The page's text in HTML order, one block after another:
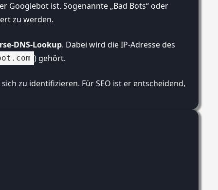
Googlebot ist. Sogenannte „Bad Bots“ oder
zu werden.
DNS-Lookup. Dabei wird die IP-Adresse des
) gehört.
zu identifizieren. Für SEO ist er entscheidend, um